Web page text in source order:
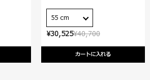
¥40,700
¥30,525
カートに入れる
55 cm